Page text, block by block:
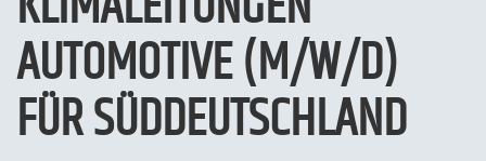
AUTOMOTIVE (M/W/D)
FÜR SÜDDEUTSCHLAND